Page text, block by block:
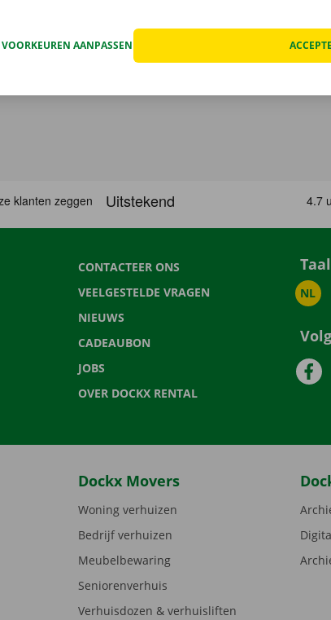
CONTACTEER ONS
VEELGESTELDE VRAGEN
NIEUWS
CADEAUBON
JOBS
OVER DOCKX RENTAL
NL
Dockx Movers
Woning verhuizen
Bedrijf verhuizen
Meubelbewaring
Seniorenverhuis
Verhuisdozen & verhuisliften
VOORKEUREN AANPASSEN